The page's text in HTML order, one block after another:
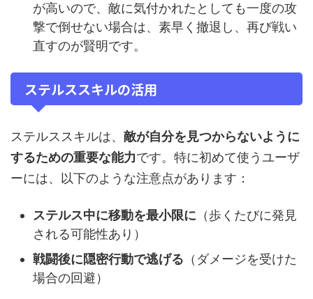
が高いので、敵に気付かれたとしても一度の攻
撃で倒せない場合は、素早く撤退し、再び戦い
直すのが賢明です。
ステルススキルの活用
ステルススキルは、 敵が自分を見つからないように
するための重要な能力です。特に初めて使うユーザ
ーには、以下のような注意点があります：
ステルス中に移動を最小限に （歩くたびに発見
される可能性あり）
戦闘後に隠密行動で逃げる （ダメージを受けた
場合の回避）